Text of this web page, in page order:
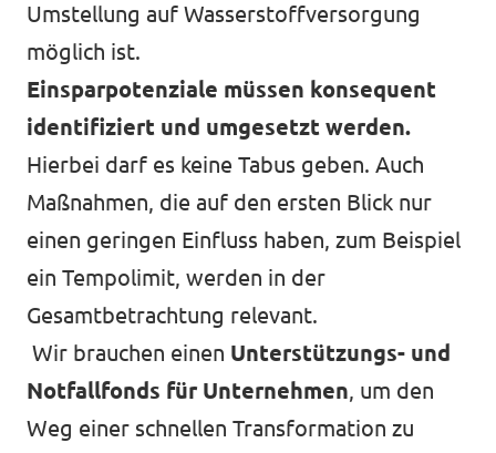
Umstellung auf Wasserstoffversorgung
möglich ist.
Einsparpotenziale müssen konsequent
identifiziert und umgesetzt werden.
Hierbei darf es keine Tabus geben. Auch
Maßnahmen, die auf den ersten Blick nur
einen geringen Einfluss haben, zum Beispiel
ein Tempolimit, werden in der
Gesamtbetrachtung relevant.
Wir brauchen einen Unterstützungs- und
Notfallfonds für Unternehmen, um den
Weg einer schnellen Transformation zu